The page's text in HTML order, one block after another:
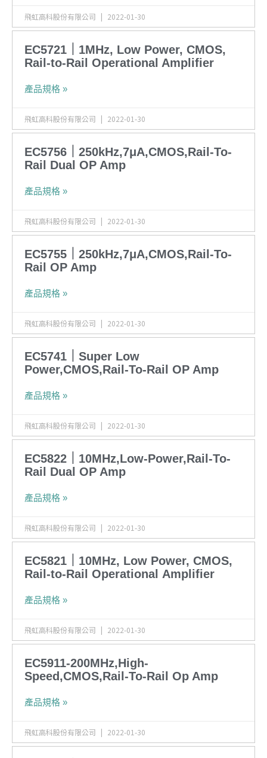
飛虹高科股份有限公司 2022-01-30
EC5721｜1MHz, Low Power, CMOS,
Rail-to-Rail Operational Amplifier
產品規格 »
飛虹高科股份有限公司 2022-01-30
EC5756｜250kHz,7μA,CMOS,Rail-To-
Rail Dual OP Amp
產品規格 »
飛虹高科股份有限公司 2022-01-30
EC5755｜250kHz,7μA,CMOS,Rail-To-
Rail OP Amp
產品規格 »
飛虹高科股份有限公司 2022-01-30
EC5741｜Super Low
Power,CMOS,Rail-To-Rail OP Amp
產品規格 »
飛虹高科股份有限公司 2022-01-30
EC5822｜10MHz,Low-Power,Rail-To-
Rail Dual OP Amp
產品規格 »
飛虹高科股份有限公司 2022-01-30
EC5821｜10MHz, Low Power, CMOS,
Rail-to-Rail Operational Amplifier
產品規格 »
飛虹高科股份有限公司 2022-01-30
EC5911-200MHz,High-
Speed,CMOS,Rail-To-Rail Op Amp
產品規格 »
飛虹高科股份有限公司 2022-01-30